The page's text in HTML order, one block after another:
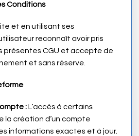
Conditions
et en utilisant ses
reconnaît avoir pris
présentes CGU et accepte de
et sans réserve.
:L’accès à certains
la création d’un compte
informations exactes et à jour.